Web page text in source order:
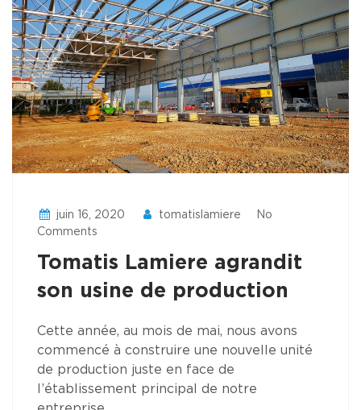
juin 16, 2020 tomatislamiere
No
Comments
Tomatis Lamiere agrandit
son usine de production
Cette année, au mois de mai, nous avons
commencé à construire une nouvelle unité
de production juste en face de
l’établissement principal de notre